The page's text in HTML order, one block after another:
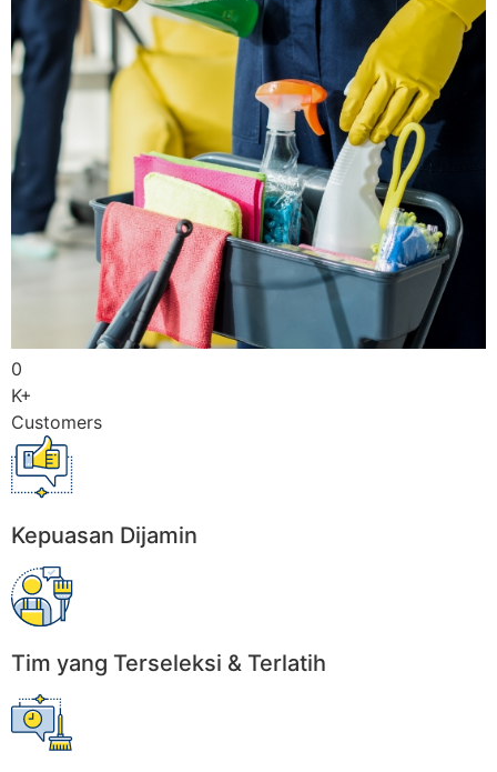
0
K+
Customers
Kepuasan Dijamin
Tim yang Terseleksi & Terlatih